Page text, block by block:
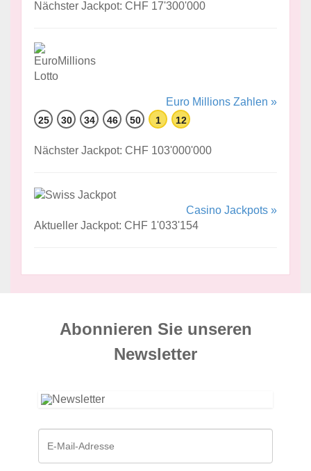
Nächster Jackpot: CHF 17'300'000
Euro Millions Zahlen »
25 30 34 46 50 1 12
Nächster Jackpot: CHF 103'000'000
Casino Jackpots »
Aktueller Jackpot: CHF 1'033'154
Abonnieren Sie unseren
News­letter